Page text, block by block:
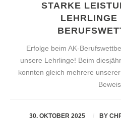
STARKE
LEHRLINGE
Erfolge beim AK-
unsere Lehrlinge! Beim
konnten gleich mehrere
30. OKTOBER 2025 BY